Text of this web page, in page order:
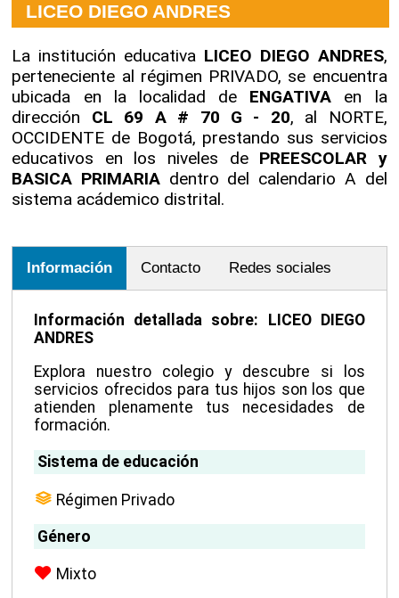
LICEO DIEGO ANDRES
La institución educativa LICEO DIEGO ANDRES,
perteneciente al régimen PRIVADO, se encuentra
ubicada en la localidad de ENGATIVA en la
dirección CL 69 A # 70 G - 20, al NORTE,
OCCIDENTE de Bogotá, prestando sus servicios
educativos en los niveles de PREESCOLAR y
BASICA PRIMARIA dentro del calendario A del
sistema acádemico distrital.
Información Contacto Redes sociales
Información detallada sobre: LICEO DIEGO
ANDRES
Explora nuestro colegio y descubre si los
servicios ofrecidos para tus hijos son los que
atienden plenamente tus necesidades de
formación.
Sistema de educación
Régimen Privado
Género
Mixto